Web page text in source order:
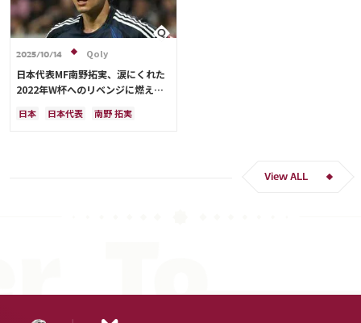
2025/10/14 Qoly
日本代表MF南野拓実、涙にくれた
2022年W杯へのリベンジに燃える
ー人生をかけた戦い」
日本 日本代表
南野 拓実
View ALL